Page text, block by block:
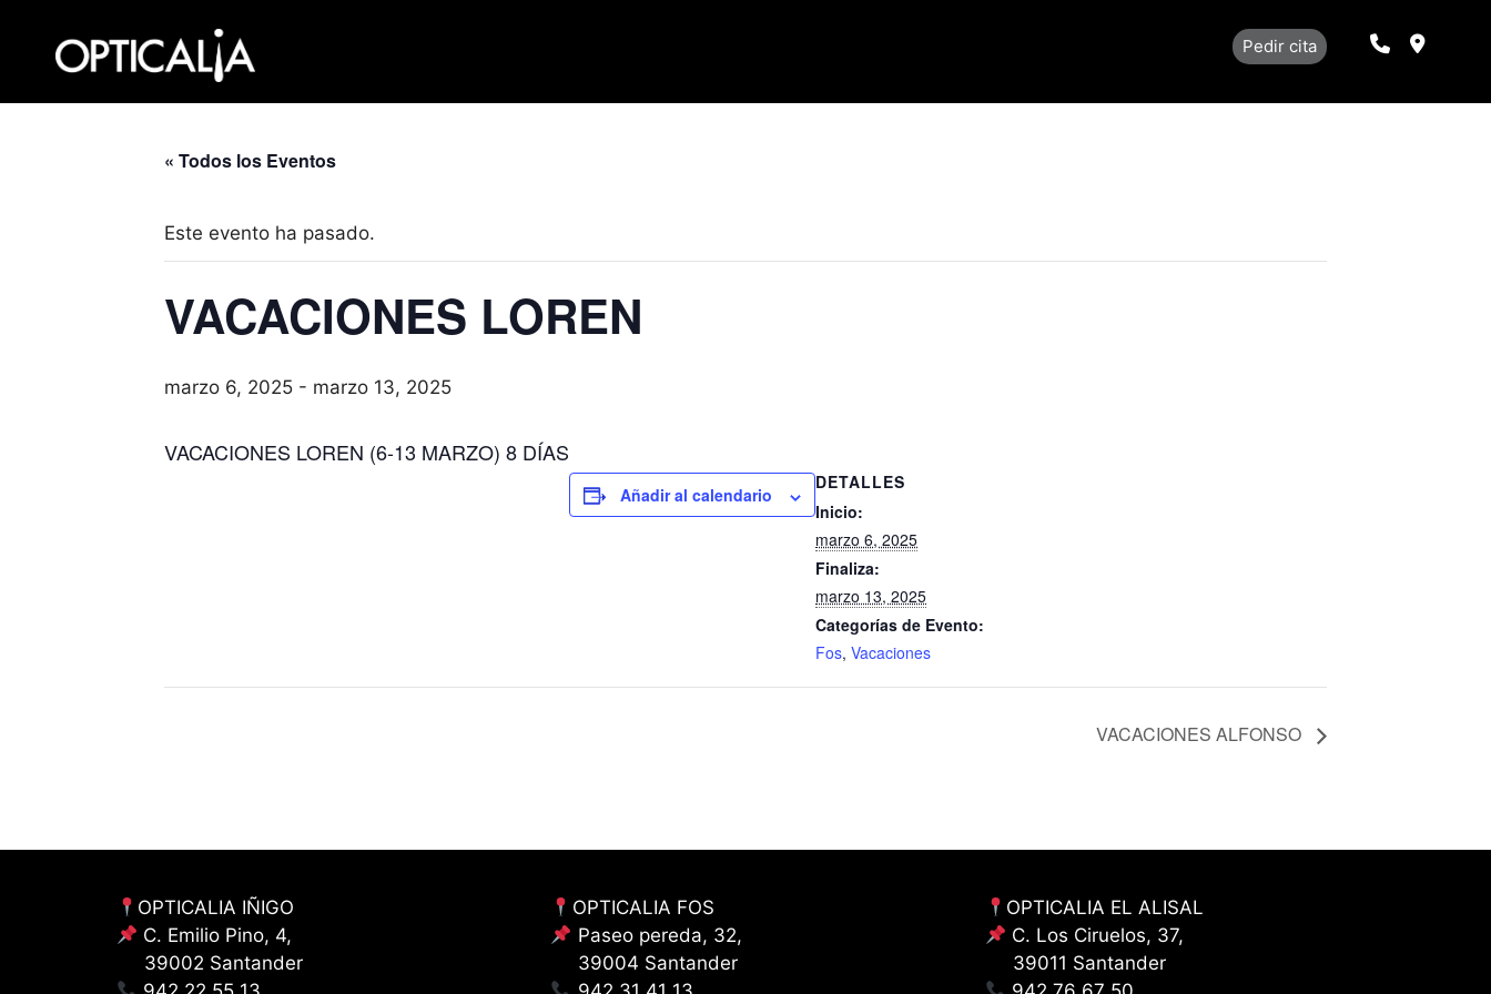
contenido
Pedir cita Llamar
« Todos los Eventos
Este evento ha pasado.
VACACIONES LOREN
marzo 6, 2025 - marzo 13, 2025
VACACIONES LOREN (6-13 MARZO) 8 DÍAS
Añadir al calendario
DETALLES
Inicio:
marzo 6, 2025
Finaliza:
marzo 13, 2025
Categorías de Evento:
Fos, Vacaciones
VACACIONES ALFONSO
OPTICALIA IÑIGO
C. Emilio Pino, 4,
39002 Santander
OPTICALIA FOS
Paseo pereda, 32,
39004 Santander
OPTICALIA EL ALISAL
C. Los Ciruelos, 37,
39011 Santander